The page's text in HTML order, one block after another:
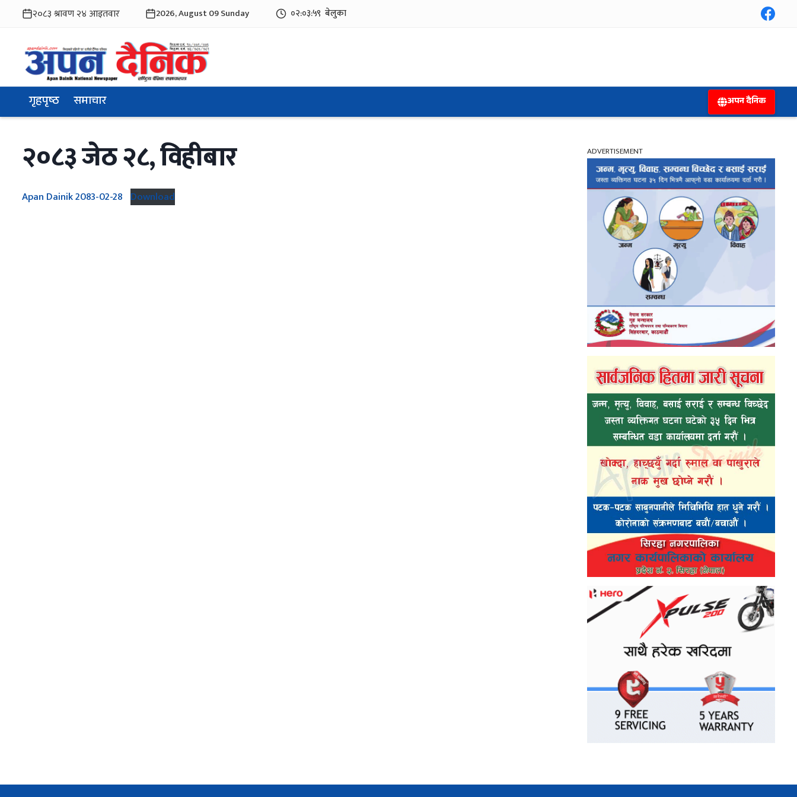
2026, August 09 Sunday ०२:०३:५९ बेलुका
गृहपृष्ठ समाचार अपन दैनिक
२०८३ जेठ २८, विहीबार
Apan Dainik 2083-02-28 Download
ADVERTISEMENT